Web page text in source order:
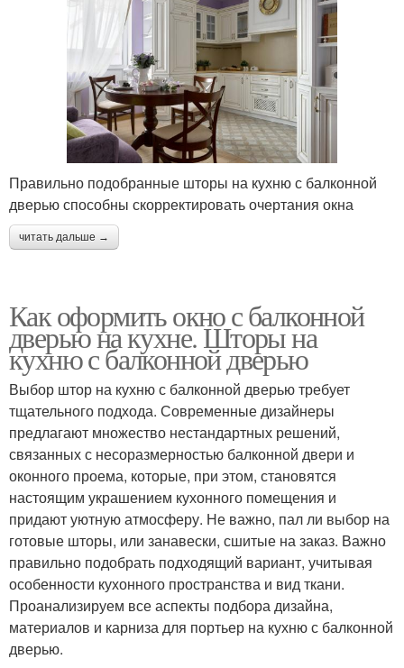
Правильно подобранные шторы на кухню с балконной
дверью способны скорректировать очертания окна
читать дальше →
Как оформить окно с балконной
дверью на кухне. Шторы на
кухню с балконной дверью
Выбор штор на кухню с балконной дверью требует
тщательного подхода. Современные дизайнеры
предлагают множество нестандартных решений,
связанных с несоразмерностью балконной двери и
оконного проема, которые, при этом, становятся
настоящим украшением кухонного помещения и
придают уютную атмосферу. Не важно, пал ли выбор на
готовые шторы, или занавески, сшитые на заказ. Важно
правильно подобрать подходящий вариант, учитывая
особенности кухонного пространства и вид ткани.
Проанализируем все аспекты подбора дизайна,
материалов и карниза для портьер на кухню с балконной
дверью.